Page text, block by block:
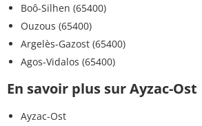
Boô-Silhen (65400)
Ouzous (65400)
Argelès-Gazost (65400)
Agos-Vidalos (65400)
En savoir plus sur Ayzac-Ost
Ayzac-Ost